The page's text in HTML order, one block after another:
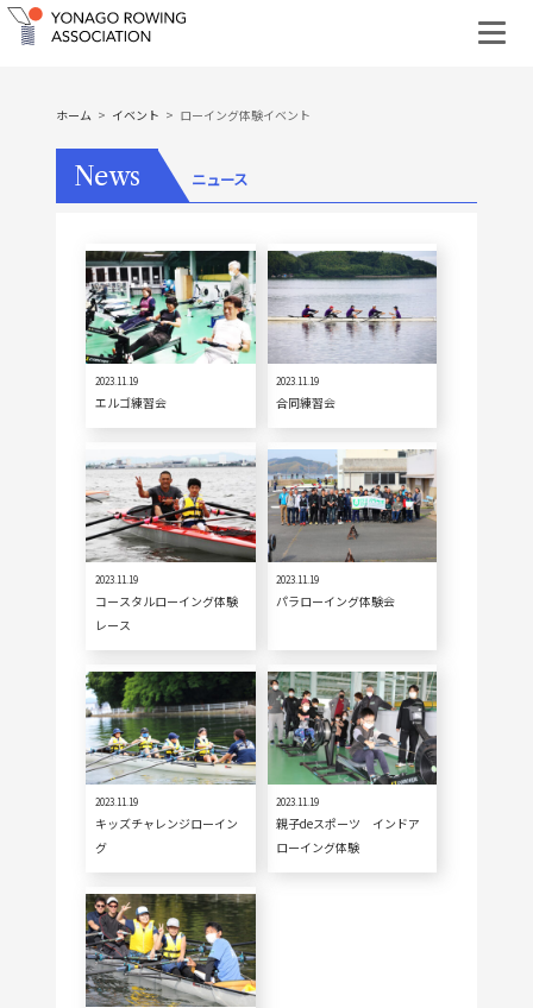
ホーム イベント ローイング体験イベント
News ニュース
2023.11.19
エルゴ練習会
2023.11.19
合同練習会
2023.11.19
コースタルローイング体験
レース
2023.11.19
パラローイング体験会
2023.11.19
キッズチャレンジローイン
グ
2023.11.19
親子deスポーツ インドア
ローイング体験